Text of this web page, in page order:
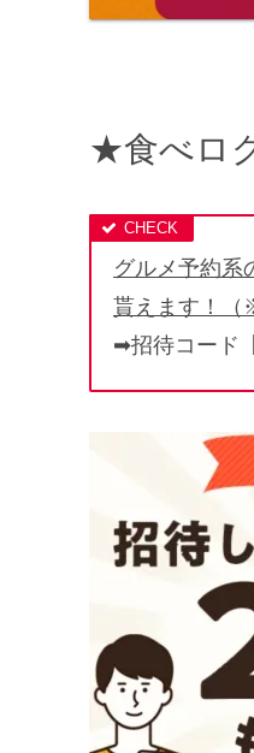
★食べロ
グルメ予約系
貰えます！（
➡招待コード